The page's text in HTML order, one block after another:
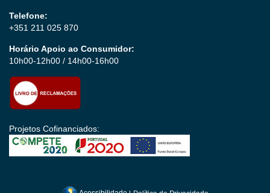
Telefone:
+351 211 025 870
Horário Apoio ao Consumidor:
10h00-12h00 / 14h00-16h00
Projetos Cofinanciados: